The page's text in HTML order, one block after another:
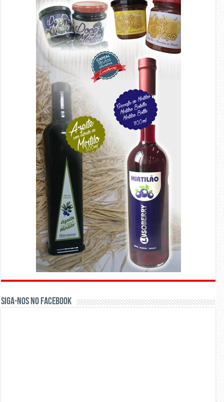
Siga-nos no Facebook